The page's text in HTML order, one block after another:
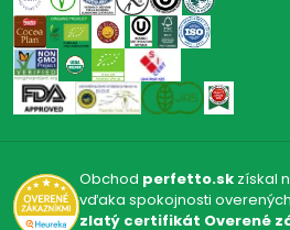
Obchod perfetto.skzískal
vďaka spokojnosti
zlatý certifikát Overené